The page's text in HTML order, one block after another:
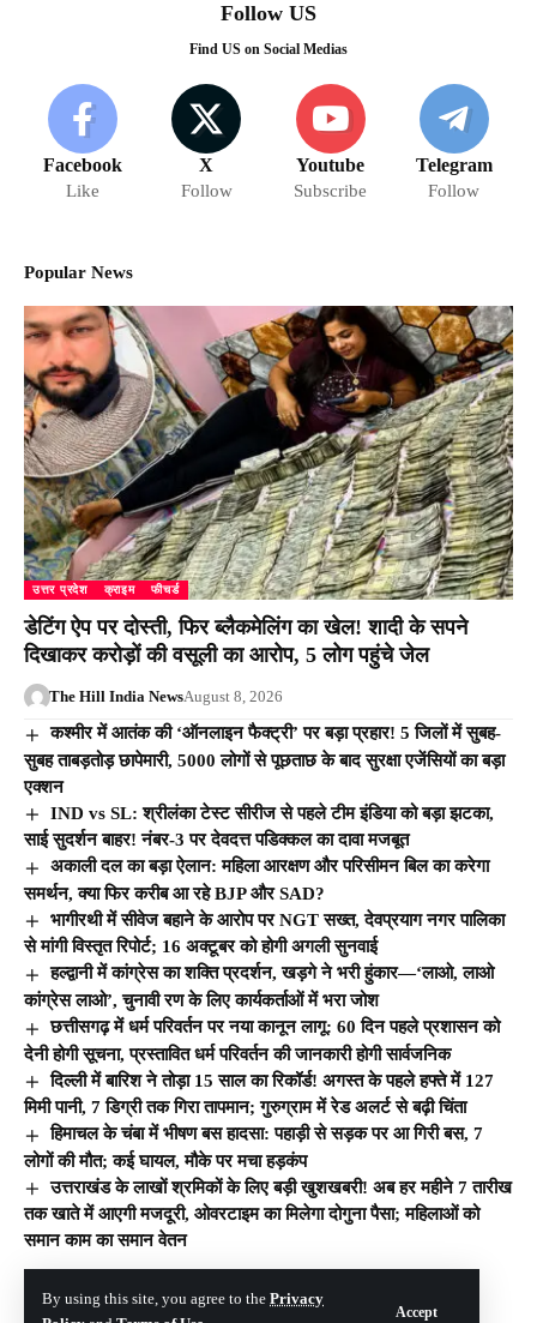
By using this site, you agree to the Privacy
Accept
Follow US
Find US on Social Medias
Facebook
Like
X
Follow
Youtube
Subscribe
Telegram
Follow
Popular News
उत्तर प्रदेश क्राइम फीचर्ड
डेटिंग ऐप पर दोस्ती, फिर ब्लैकमेलिंग का खेल! शादी के सपने
दिखाकर करोड़ों की वसूली का आरोप, 5 लोग पहुंचे जेल
The Hill India NewsAugust 8, 2026
कश्मीर में आतंक की ‘ऑनलाइन फैक्ट्री’ पर बड़ा प्रहार! 5 जिलों में सुबह-
सुबह ताबड़तोड़ छापेमारी, 5000 लोगों से पूछताछ के बाद सुरक्षा एजेंसियों का बड़ा
एक्शन
IND vs SL: श्रीलंका टेस्ट सीरीज से पहले टीम इंडिया को बड़ा झटका,
साई सुदर्शन बाहर! नंबर-3 पर देवदत्त पडिक्कल का दावा मजबूत
अकाली दल का बड़ा ऐलान: महिला आरक्षण और परिसीमन बिल का करेगा
समर्थन, क्या फिर करीब आ रहे BJP और SAD?
भागीरथी में सीवेज बहाने के आरोप पर NGT सख्त, देवप्रयाग नगर पालिका
से मांगी विस्तृत रिपोर्ट; 16 अक्टूबर को होगी अगली सुनवाई
हल्द्वानी में कांग्रेस का शक्ति प्रदर्शन, खड़गे ने भरी हुंकार—‘लाओ, लाओ
कांग्रेस लाओ’, चुनावी रण के लिए कार्यकर्ताओं में भरा जोश
छत्तीसगढ़ में धर्म परिवर्तन पर नया कानून लागू: 60 दिन पहले प्रशासन को
देनी होगी सूचना, प्रस्तावित धर्म परिवर्तन की जानकारी होगी सार्वजनिक
दिल्ली में बारिश ने तोड़ा 15 साल का रिकॉर्ड! अगस्त के पहले हफ्ते में 127
मिमी पानी, 7 डिग्री तक गिरा तापमान; गुरुग्राम में रेड अलर्ट से बढ़ी चिंता
हिमाचल के चंबा में भीषण बस हादसा: पहाड़ी से सड़क पर आ गिरी बस, 7
लोगों की मौत; कई घायल, मौके पर मचा हड़कंप
उत्तराखंड के लाखों श्रमिकों के लिए बड़ी खुशखबरी! अब हर महीने 7 तारीख
तक खाते में आएगी मजदूरी, ओवरटाइम का मिलेगा दोगुना पैसा; महिलाओं को
समान काम का समान वेतन
© The Hill India. All Rights Reserved | Developed By: Tech Yard Labs